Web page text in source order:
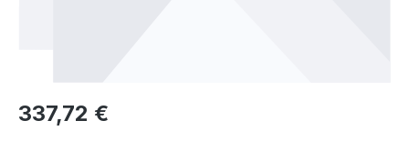
Regulärer Preis:
337,72 €